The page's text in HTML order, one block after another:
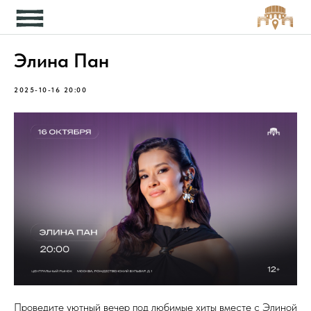
Элина Пан
2025-10-16 20:00
Проведите уютный вечер под любимые хиты вместе с Элиной